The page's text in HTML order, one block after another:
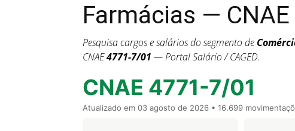
Farmácias —
Pesquisa cargos e salários do segmento de
CNAE4771-7/01 — Portal Salário / CAGED.
CNAE 4771-7/01
Atualizado em 03 agosto de 2026 • 16.699